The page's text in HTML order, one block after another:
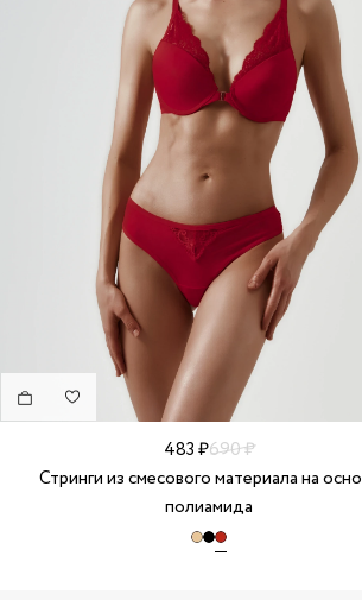
483 ₽690 ₽
Стринги из смесового материала на
полиамида